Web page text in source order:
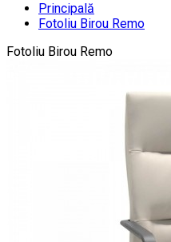
Principală
Fotoliu Birou Remo
Fotoliu Birou Remo